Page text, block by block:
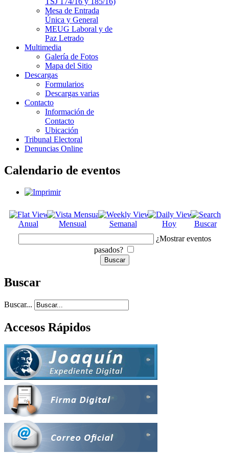
Mesa de Entrada
Única y General
MEUG Laboral y de
Paz Letrado
Multimedia
Galería de Fotos
Mapa del Sitio
Descargas
Formularios
Descargas varias
Contacto
Información de
Contacto
Ubicación
Tribunal Electoral
Denuncias Online
Calendario de eventos
Anual Mensual Semanal Hoy
Buscar
¿Mostrar eventos
pasados?
Buscar
Buscar...
Accesos Rápidos